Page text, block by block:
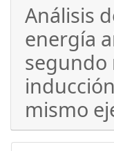
Análisis
energía
segundo
mismo